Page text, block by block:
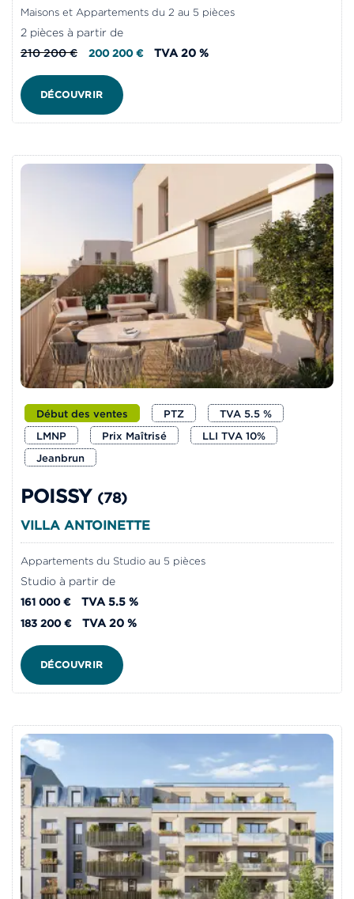
Maisons et Appartements du 2 au 5 pièces
2 pièces à partir de
210 200 €
200 200 € TVA 20 %
DÉCOUVRIR
Début des ventes PTZ
TVA 5.5 %
LMNP
Prix Maîtrisé
LLI TVA 10%
Jeanbrun
POISSY (78)
VILLA ANTOINETTE
Appartements du Studio au 5 pièces
Studio à partir de
161 000 € TVA 5.5 %
183 200 € TVA 20 %
DÉCOUVRIR